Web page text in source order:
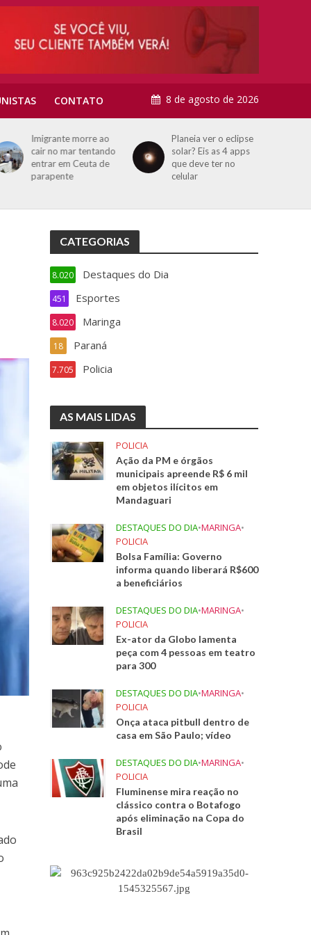
CONTATO 8 de agosto de 2026
Imigrante morre ao
cair no mar tentando
entrar em Ceuta de
parapente
Planeia ver o eclipse
solar? Eis as 4 apps
que deve ter no
celular
CATEGORIAS
Destaques do Dia
8.020
Esportes
451
Maringa
8.020
Paraná
18
Policia
7.705
AS MAIS LIDAS
POLICIA
Ação da PM e órgãos
municipais apreende R$ 6 mil
em objetos ilícitos em
Mandaguari
DESTAQUES DO DIA•MARINGA•
POLICIA
Bolsa Família: Governo
informa quando liberará R$600
a beneficiários
DESTAQUES DO DIA•MARINGA•
POLICIA
Ex-ator da Globo lamenta
peça com 4 pessoas em teatro
para 300
DESTAQUES DO DIA•MARINGA•
POLICIA
Onça ataca pitbull dentro de
casa em São Paulo; vídeo
DESTAQUES DO DIA•MARINGA•
POLICIA
Fluminense mira reação no
clássico contra o Botafogo
após eliminação na Copa do
Brasil